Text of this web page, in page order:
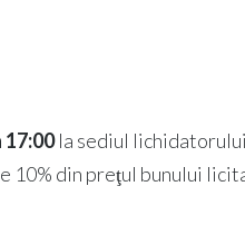
17:00la sediul
10% din preţul bunului